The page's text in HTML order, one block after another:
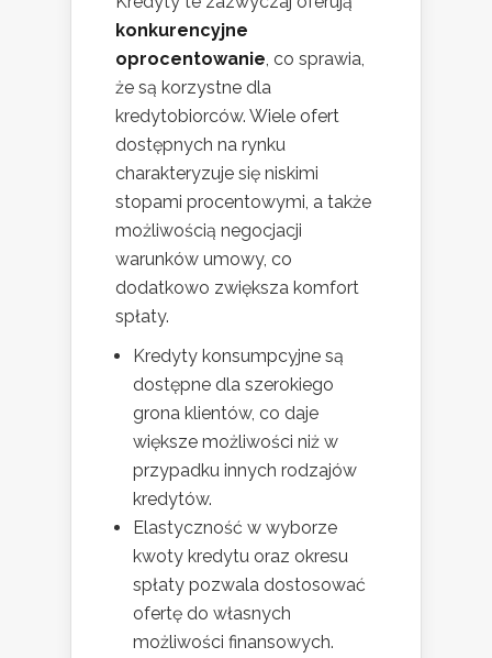
konkurencyjne
oprocentowanie , co sprawia,
że są korzystne dla
kredytobiorców. Wiele ofert
dostępnych na rynku
charakteryzuje się niskimi
stopami procentowymi, a także
możliwością negocjacji
warunków umowy, co
dodatkowo zwiększa komfort
spłaty.
Kredyty konsumpcyjne są
dostępne dla szerokiego
grona klientów, co daje
większe możliwości niż w
przypadku innych rodzajów
kredytów.
Elastyczność w wyborze
kwoty kredytu oraz okresu
spłaty pozwala dostosować
ofertę do własnych
możliwości finansowych.